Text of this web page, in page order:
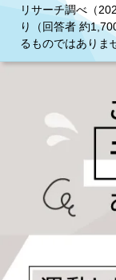
リサーチ調べ（
り（回答者 約
るものではありま